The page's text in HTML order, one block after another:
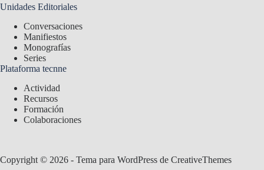
Unidades Editoriales
Conversaciones
Manifiestos
Monografías
Series
Plataforma tecnne
Actividad
Recursos
Formación
Colaboraciones
Copyright © 2026 - Tema para WordPress de CreativeThemes